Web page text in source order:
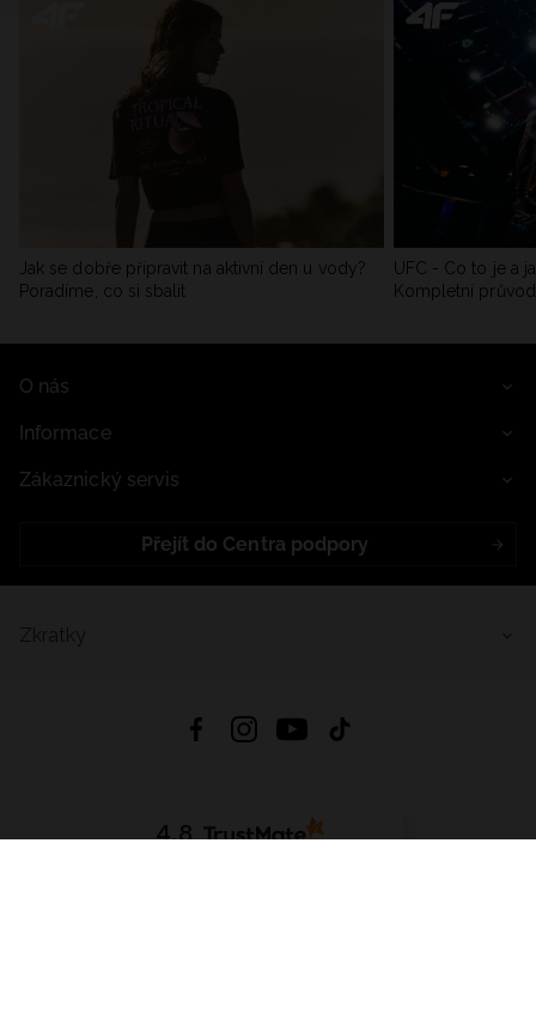
Jak se dobře připravit na aktivní den u vody?
Poradíme, co si sbalit
UFC - Co to je a
Kompletní
O nás
Informace
Zákaznický servis
Přejít do Centra podpory
4.8